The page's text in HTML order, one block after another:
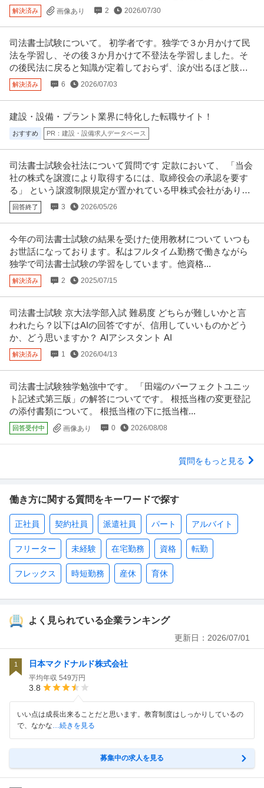
でしょうか？
解決済み 画像あり 2 2026/07/30
司法書士試験について。 初学者です。独学で３か月かけて民
法を学習し、その後３か月かけて不登法を学習しました。そ
の後民法に戻ると知識が定着しておらず、涙が出るほど肢別
過去問ができて
解決済み 6 2026/07/03
建設・設備・プラント業界に特化した転職サイト！
おすすめ PR：建設・設備求人データベース
司法書士試験会社法について質問です 定款において、 「当会
社の株式を譲渡により取得するには、取締役会の承認を要す
る」 という譲渡制限規定が置かれている甲株式会社がありま
す。
回答終了 3 2026/05/26
今年の司法書士試験の結果を受けた使用教材について いつも
お世話になっております。私はフルタイム勤務で働きながら
独学で司法書士試験の学習をしています。他資格...
解決済み 2 2025/07/15
司法書士試験 京大法学部入試 難易度 どちらが難しいかと言
われたら？以下はAIの回答ですが、信用していいものかどう
か、どう思いますか？ AIアシスタント AI
解決済み 1 2026/04/13
司法書士試験独学勉強中です。 「田端のパーフェクトユニッ
ト記述式第三版」の解答についてです。 根抵当権の変更登記
の添付書類について。 根抵当権の下に抵当権...
回答受付中 画像あり 0 2026/08/08
質問をもっと見る
働き方に関する質問をキーワードで探す
正社員 契約社員 派遣社員 パート アルバイト
フリーター 未経験 在宅勤務 資格 転勤
フレックス 時短勤務 産休 育休
よく見られている企業ランキング
更新日： 2026/07/01
1 日本マクドナルド株式会社
平均年収 549万円
3.8
いい点は成長出来ることだと思います。教育制度はしっかりしているの
で、なかな…続きを見る
募集中の求人を見る